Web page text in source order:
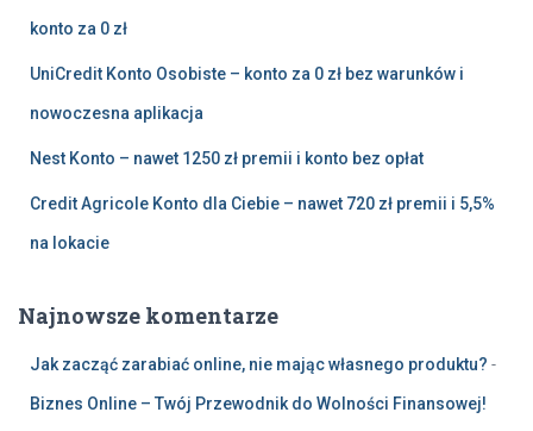
konto za 0 zł
UniCredit Konto Osobiste – konto za 0 zł bez warunków i
nowoczesna aplikacja
Nest Konto – nawet 1250 zł premii i konto bez opłat
Credit Agricole Konto dla Ciebie – nawet 720 zł premii i 5,5%
na lokacie
Najnowsze komentarze
Jak zacząć zarabiać online, nie mając własnego produktu? -
Biznes Online – Twój Przewodnik do Wolności Finansowej!